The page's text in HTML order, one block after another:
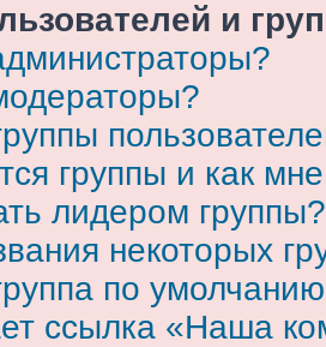
и
группы и как
лидером группы?
некоторых
по
ссылка «Наша